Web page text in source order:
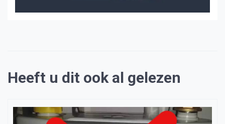
Heeft u dit ook al gelezen